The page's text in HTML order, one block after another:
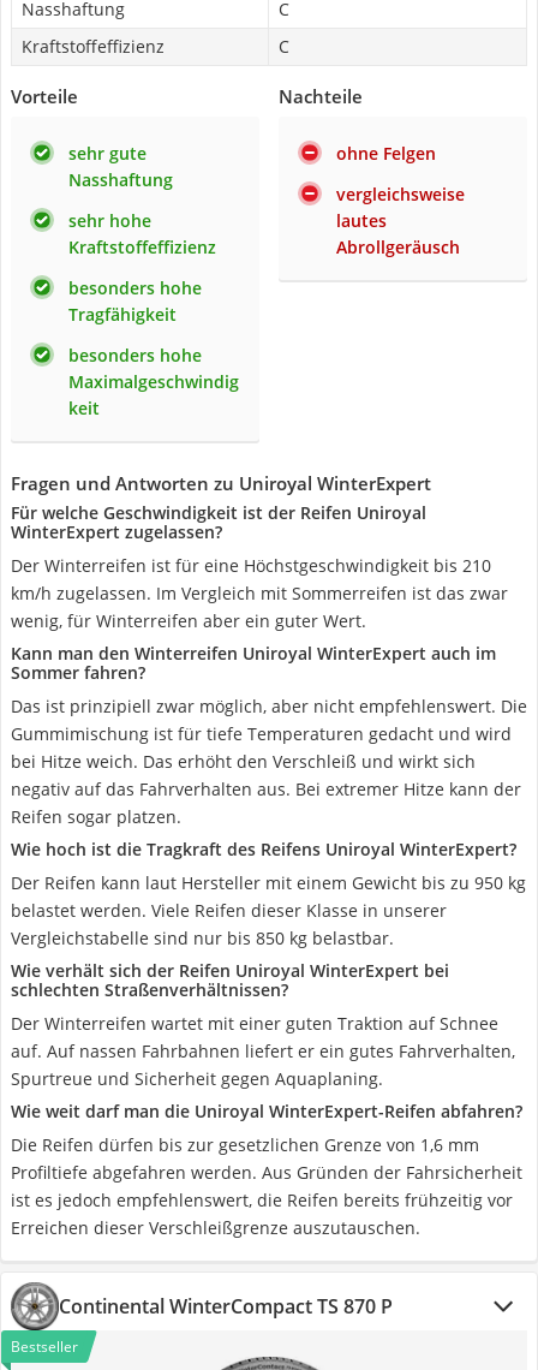
Nasshaftung
C
Kraftstoffeffizienz
C
Vorteile
sehr gute
Nasshaftung
sehr hohe
Kraftstoffeffizienz
besonders hohe
Tragfähigkeit
besonders hohe
Maximalgeschwindig
keit
Nachteile
ohne Felgen
vergleichsweise
lautes
Abrollgeräusch
Fragen und Antworten zu Uniroyal WinterExpert
Für welche Geschwindigkeit ist der Reifen Uniroyal
WinterExpert zugelassen?
Der Winterreifen ist für eine Höchstgeschwindigkeit bis 210
km/h zugelassen. Im Vergleich mit Sommerreifen ist das zwar
wenig, für Winterreifen aber ein guter Wert.
Kann man den Winterreifen Uniroyal WinterExpert auch im
Sommer fahren?
Das ist prinzipiell zwar möglich, aber nicht empfehlenswert. Die
Gummimischung ist für tiefe Temperaturen gedacht und wird
bei Hitze weich. Das erhöht den Verschleiß und wirkt sich
negativ auf das Fahrverhalten aus. Bei extremer Hitze kann der
Reifen sogar platzen.
Wie hoch ist die Tragkraft des Reifens Uniroyal WinterExpert?
Der Reifen kann laut Hersteller mit einem Gewicht bis zu 950 kg
belastet werden. Viele Reifen dieser Klasse in unserer
Vergleichstabelle sind nur bis 850 kg belastbar.
Wie verhält sich der Reifen Uniroyal WinterExpert bei
schlechten Straßenverhältnissen?
Der Winterreifen wartet mit einer guten Traktion auf Schnee
auf. Auf nassen Fahrbahnen liefert er ein gutes Fahrverhalten,
Spurtreue und Sicherheit gegen Aquaplaning.
Wie weit darf man die Uniroyal WinterExpert-Reifen abfahren?
Die Reifen dürfen bis zur gesetzlichen Grenze von 1,6 mm
Profiltiefe abgefahren werden. Aus Gründen der Fahrsicherheit
ist es jedoch empfehlenswert, die Reifen bereits frühzeitig vor
Erreichen dieser Verschleißgrenze auszutauschen.
Continental WinterCompact TS 870 P
Bestseller